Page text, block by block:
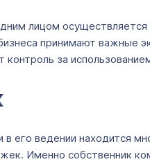
лицом
принимают важные
за
его ведении находится
Именно собственник